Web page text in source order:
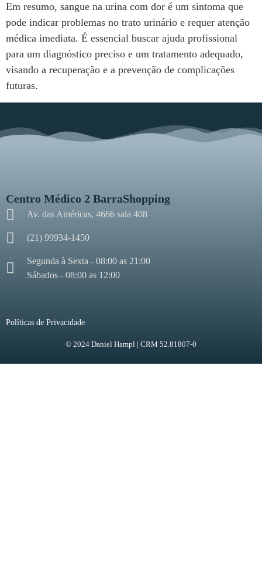
Em resumo, sangue na urina com dor é um sintoma que
pode indicar problemas no trato urinário e requer atenção
médica imediata. É essencial buscar ajuda profissional
para um diagnóstico preciso e um tratamento adequado,
visando a recuperação e a prevenção de complicações
futuras.
Centro Médico 2 BarraShopping
Av. das Américas, 4666 sala 408
(21) 99934-1450
Segunda à Sexta - 08:00 as 21:00
Sábados - 08:00 as 12:00
Políticas de Privacidade
© 2024 Daniel Hampl | CRM 52.81807-0